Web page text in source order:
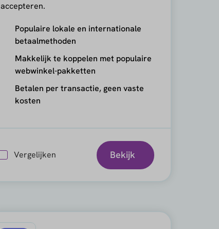
accepteren.
Populaire lokale en internationale
betaalmethoden
Makkelijk te koppelen met populaire
webwinkel-pakketten
Betalen per transactie, geen vaste
kosten
Vergelijken Bekijk